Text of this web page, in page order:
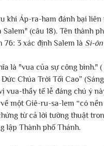
khi Áp-ra-ham đánh bại
(câu 18). Tên thành
76: 3 xác định Salem là Si-ôn
là "vua của sự công bình."
Chúa Trời Tối Cao”
vua-thầy tế lễ đáng chú ý
một Giê-ru-sa-lem “có
từ cả lời tường thuật
lập Thành phố Thánh.